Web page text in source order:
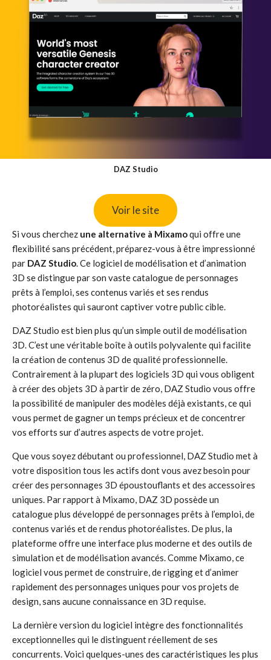
DAZ Studio
Voir le site
Si vous cherchez une alternative à Mixamoqui offre une
flexibilité sans précédent, préparez-vous à être impressionné
par DAZ Studio. Ce logiciel de modélisation et d’animation
3D se distingue par son vaste catalogue de personnages
prêts à l’emploi, ses contenus variés et ses rendus
photoréalistes qui sauront captiver votre public cible.
DAZ Studio est bien plus qu’un simple outil de modélisation
3D. C’est une véritable boîte à outils polyvalente qui facilite
la création de contenus 3D de qualité professionnelle.
Contrairement à la plupart des logiciels 3D qui vous obligent
à créer des objets 3D à partir de zéro, DAZ Studio vous offre
la possibilité de manipuler des modèles déjà existants, ce qui
vous permet de gagner un temps précieux et de concentrer
vos efforts sur d’autres aspects de votre projet.
Que vous soyez débutant ou professionnel, DAZ Studio met à
votre disposition tous les actifs dont vous avez besoin pour
créer des personnages 3D époustouflants et des accessoires
uniques. Par rapport à Mixamo, DAZ 3D possède un
catalogue plus développé de personnages prêts à l’emploi, de
contenus variés et de rendus photoréalistes. De plus, la
plateforme offre une interface plus moderne et des outils de
simulation et de modélisation avancés. Comme Mixamo, ce
logiciel vous permet de construire, de rigging et d’animer
rapidement des personnages uniques pour vos projets de
design, sans aucune connaissance en 3D requise.
La dernière version du logiciel intègre des fonctionnalités
exceptionnelles qui le distinguent réellement de ses
concurrents. Voici quelques-unes des caractéristiques les plus